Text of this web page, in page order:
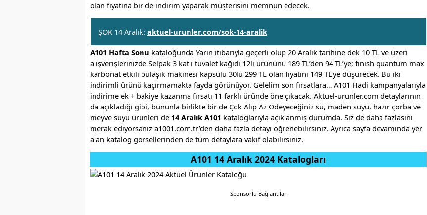
olan fiyatına bir de indirim yaparak müşterisini memnun edecek.
ŞOK 14 Aralık: aktuel-urunler.com/sok-14-aralik
A101 Hafta Sonu kataloğunda Yarın itibarıyla geçerli olup 20 Aralık tarihine dek 10 TL ve üzeri
alışverişlerinizde Selpak 3 katlı tuvalet kağıdı 12li ürününü 189 TL’den 94 TL’ye; finish quantum max
karbonat etkili bulaşık makinesi kapsülü 30lu 299 TL olan fiyatını 149 TL’ye düşürecek. Bu iki
indirimli ürünü kaçırmamakta fayda görünüyor. Gelelim son fırsatlara… A101 Hadi kampanyalarıyla
indirime ek + bakiye kazanma fırsatı 11 farklı üründe öne çıkacak. Aktuel-urunler.com detaylarının
da açıkladığı gibi, bununla birlikte bir de Çok Alıp Az Ödeyeceğiniz su, maden suyu, hazır çorba ve
meyve suyu ürünleri de 14 Aralık A101 kataloglarıyla açıklanmış durumda. Siz de daha fazlasını
merak ediyorsanız a1001.com.tr’den daha fazla detayı öğrenebilirsiniz. Ayrıca sayfa devamında yer
alan katalog görsellerinden de tüm detaylara vakıf olabilirsiniz.
A101 14 Aralık 2024 Katalogları
Sponsorlu Bağlantılar